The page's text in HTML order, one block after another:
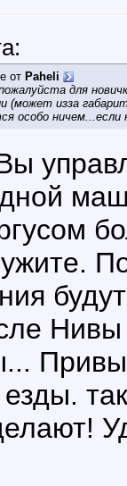
от Paheli
для
(может изза
особо ничем...если